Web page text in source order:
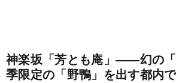
神楽坂「芳とも庵」――幻の
季限定の「野鴨」を出す都内